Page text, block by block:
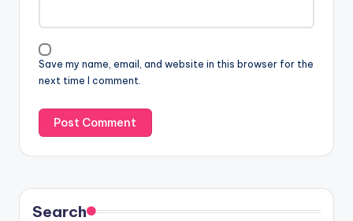
Save my name, email, and website in this browser for the
next time I comment.
Search